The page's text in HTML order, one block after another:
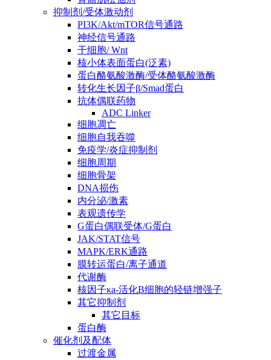
抑制剂/受体激动剂
PI3K/Akt/mTOR信号通路
神经信号通路
干细胞/ Wnt
核小体表面蛋白(泛素)
蛋白酪氨酸激酶/受体酪氨酸激酶
转化生长因子β/Smad蛋白
抗体偶联药物
ADC Linker
细胞凋亡
细胞自我吞噬
免疫学/炎症抑制剂
细胞周期
细胞骨架
DNA损伤
内分泌/激素
表观遗传学
G蛋白偶联受体/G蛋白
JAK/STAT信号
MAPK/ERK通路
膜转运蛋白/离子通道
代谢酶
核因子κa-活化B细胞的轻链增强子
其它抑制剂
其它目标
蛋白酶
催化剂及配体
过渡金属